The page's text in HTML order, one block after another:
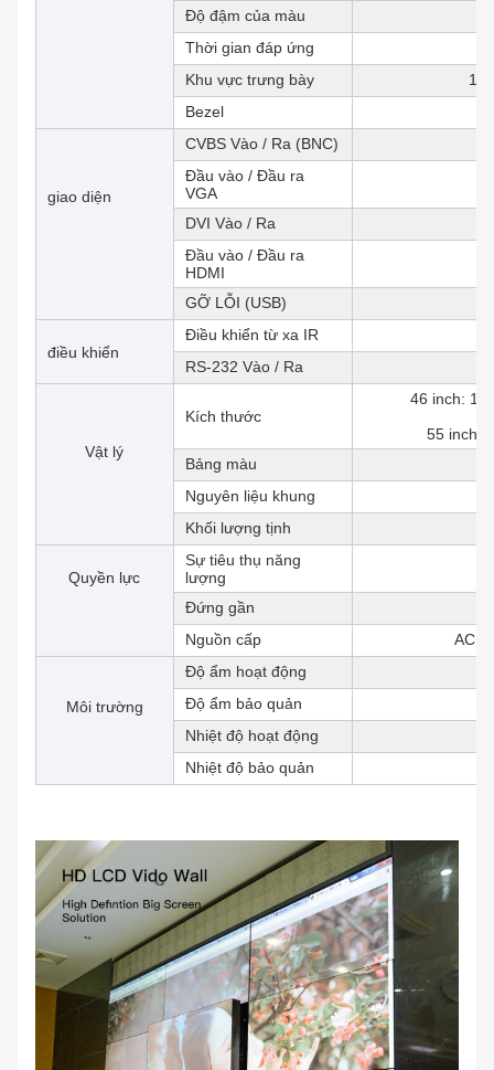
Độ đậm của màu
Thời gian đáp ứng
Khu vực trưng bày
Bezel
giao diện
CVBS Vào / Ra (BNC)
Đầu vào / Đầu ra
VGA
DVI Vào / Ra
Đầu vào / Đầu ra
HDMI
GỠ LỖI (USB)
điều khiển
Điều khiển từ xa IR
RS-232 Vào / Ra
Vật lý
Kích thước
46 inch:
55 inch:
Bảng màu
Nguyên liệu khung
Khối lượng tịnh
Quyền lực
Sự tiêu thụ năng
lượng
Đứng gần
Nguồn cấp
AC
Môi trường
Độ ẩm hoạt động
Độ ẩm bảo quản
Nhiệt độ hoạt động
Nhiệt độ bảo quản